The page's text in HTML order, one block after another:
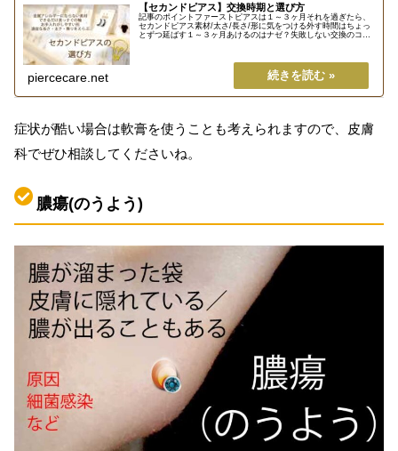
【セカンドピアス】交換時期と選び方
記事のポイントファーストピアスは１～３ヶ月それを過ぎたら、
セカンドピアス素材/太さ/長さ/形に気をつける外す時間はちょっ
とずつ延ばす１～３ヶ月あけるのはナゼ？失敗しない交換のコツ
piercecare.net
​症状が酷い場合は軟膏を使うことも考えられますので、皮膚
科でぜひ相談してくださいね。
膿瘍(のうよう)